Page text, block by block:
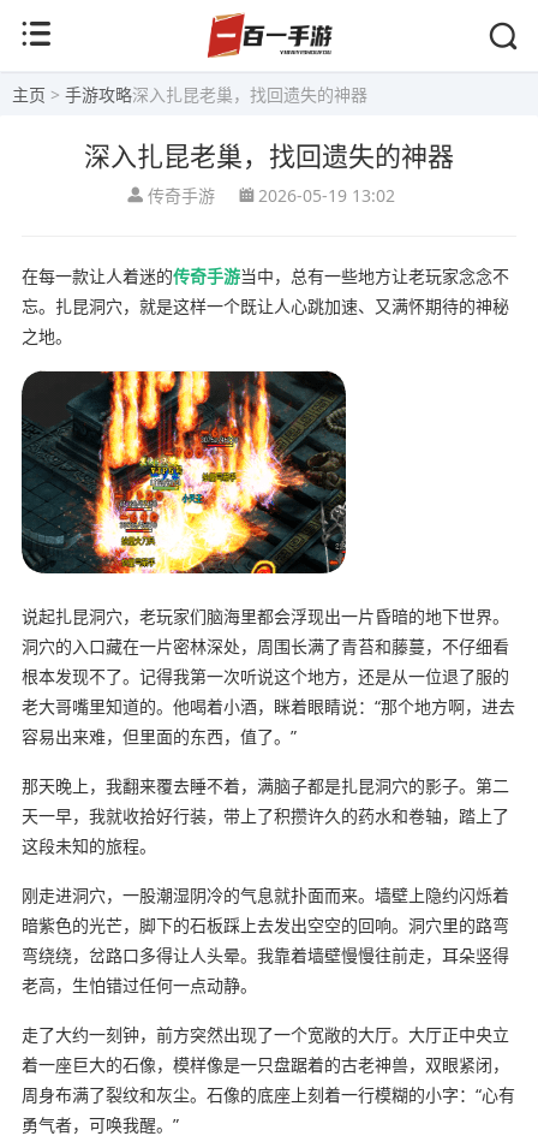
主页 > 手游攻略深入扎昆老巢，找回遗失的神器
深入扎昆老巢，找回遗失的神器
传奇手游 2026-05-19 13:02
在每一款让人着迷的传奇手游当中，总有一些地方让老玩家念念不
忘。扎昆洞穴，就是这样一个既让人心跳加速、又满怀期待的神秘
之地。
说起扎昆洞穴，老玩家们脑海里都会浮现出一片昏暗的地下世界。
洞穴的入口藏在一片密林深处，周围长满了青苔和藤蔓，不仔细看
根本发现不了。记得我第一次听说这个地方，还是从一位退了服的
老大哥嘴里知道的。他喝着小酒，眯着眼睛说：“那个地方啊，进去
容易出来难，但里面的东西，值了。”
那天晚上，我翻来覆去睡不着，满脑子都是扎昆洞穴的影子。第二
天一早，我就收拾好行装，带上了积攒许久的药水和卷轴，踏上了
这段未知的旅程。
刚走进洞穴，一股潮湿阴冷的气息就扑面而来。墙壁上隐约闪烁着
暗紫色的光芒，脚下的石板踩上去发出空空的回响。洞穴里的路弯
弯绕绕，岔路口多得让人头晕。我靠着墙壁慢慢往前走，耳朵竖得
老高，生怕错过任何一点动静。
走了大约一刻钟，前方突然出现了一个宽敞的大厅。大厅正中央立
着一座巨大的石像，模样像是一只盘踞着的古老神兽，双眼紧闭，
周身布满了裂纹和灰尘。石像的底座上刻着一行模糊的小字：“心有
勇气者，可唤我醒。”